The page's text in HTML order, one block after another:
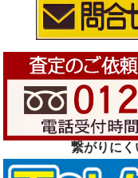
繋がりに